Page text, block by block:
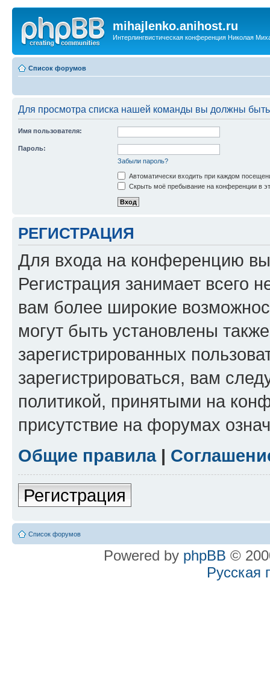
mihajlenko.anihost.ru
Интерлингвистическая конференция Николая
Список форумов
Для просмотра списка нашей команды вы должны
Имя пользователя:
Пароль:
Забыли пароль?
Автоматически входить при каждом
Скрыть моё пребывание на конференции в
РЕГИСТРАЦИЯ
Для входа на конференцию
Регистрация занимает всего
вам более широкие
могут быть установлены
зарегистрированных
зарегистрироваться, вам
политикой, принятыми на
присутствие на форумах
Общие правила|
Регистрация
Список форумов
Powered by phpBB ©
Русская